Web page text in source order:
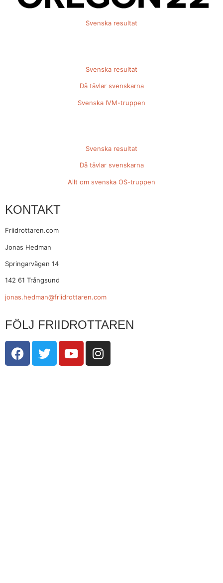
Svenska resultat
Svenska resultat
Då tävlar svenskarna
Svenska IVM-truppen
Svenska resultat
Då tävlar svenskarna
Allt om svenska OS-truppen
KONTAKT
Friidrottaren.com
Jonas Hedman
Springarvägen 14
142 61 Trångsund
jonas.hedman@friidrottaren.com
FÖLJ FRIIDROTTAREN